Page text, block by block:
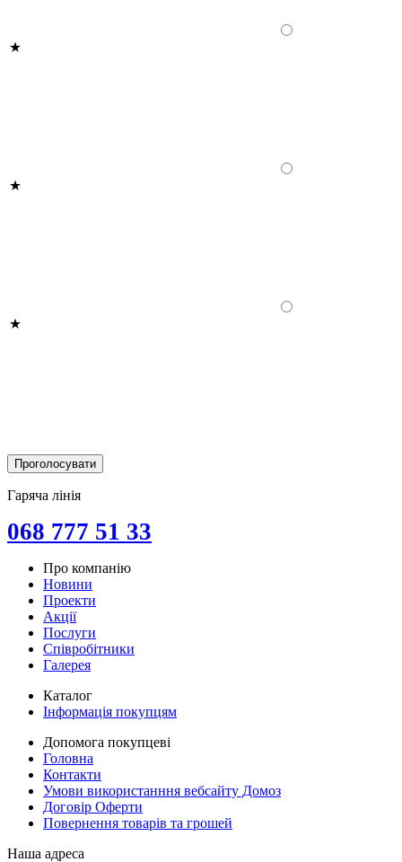
Гаряча лінія
068 777 51 33
Про компанію
Новини
Проекти
Акції
Послуги
Співробітники
Галерея
Каталог
Інформація покупцям
Допомога покупцеві
Головна
Контакти
Умови використанння вебсайту Домоз
Договір Оферти
Повернення товарів та грошей
Наша адреса